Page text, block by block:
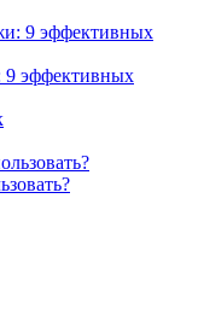
9 эффективных